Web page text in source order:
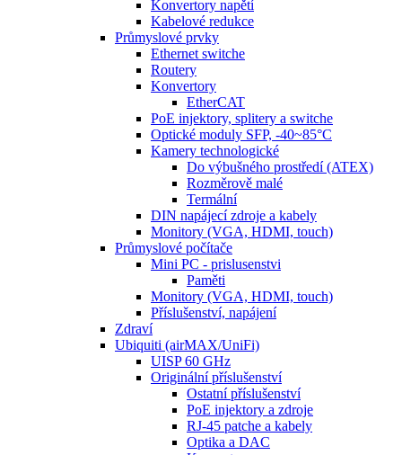
Konvertory napětí
Kabelové redukce
Průmyslové prvky
Ethernet switche
Routery
Konvertory
EtherCAT
PoE injektory, splitery a switche
Optické moduly SFP, -40~85°C
Kamery technologické
Do výbušného prostředí (ATEX)
Rozměrově malé
Termální
DIN napájecí zdroje a kabely
Monitory (VGA, HDMI, touch)
Průmyslové počítače
Mini PC - prislusenstvi
Paměti
Monitory (VGA, HDMI, touch)
Příslušenství, napájení
Zdraví
Ubiquiti (airMAX/UniFi)
UISP 60 GHz
Originální příslušenství
Ostatní příslušenství
PoE injektory a zdroje
RJ-45 patche a kabely
Optika a DAC